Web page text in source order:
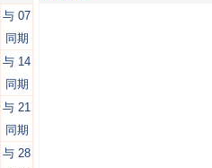
与 07
同期
与 14
同期
与 21
同期
与 28